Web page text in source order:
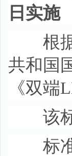
日实施
根据
共和国
《双
该标
标准